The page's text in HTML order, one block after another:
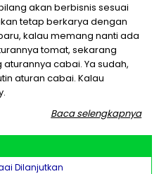
akan berbisnis sesuai
tetap berkarya dengan
kalau memang nanti ada
tomat, sekarang
cabai. Ya sudah,
aturan cabai. Kalau
Baca selengkapnya
Dilanjutkan